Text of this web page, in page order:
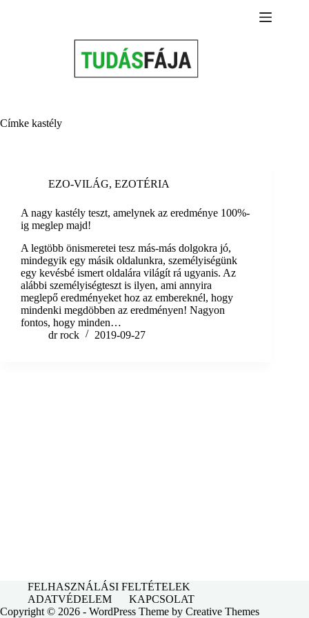
Címke kastély
EZO-VILÁG, EZOTÉRIA
A nagy kastély teszt, amelynek az eredménye 100%-
ig meglep majd!
A legtöbb önismeretei tesz más-más dolgokra jó,
mindegyik egy másik oldalunkra, személyiségünk
egy kevésbé ismert oldalára világít rá ugyanis. Az
alábbi személyiségteszt is ilyen, ami annyira
meglepő eredményeket hoz az embereknél, hogy
mindenki megdöbben az eredményen! Nagyon
fontos, hogy minden…
dr rock
2019-09-27
FELHASZNÁLÁSI FELTÉTELEK
ADATVÉDELEM
KAPCSOLAT
Copyright © 2026 - WordPress Theme by Creative Themes